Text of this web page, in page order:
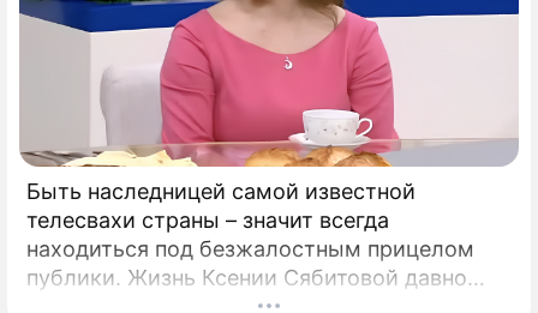
Быть наследницей самой известной
телесвахи страны – значит всегда
находиться под безжалостным прицелом
публики. Жизнь Ксении Сябитовой давно
рассматривают под мощной лупой.